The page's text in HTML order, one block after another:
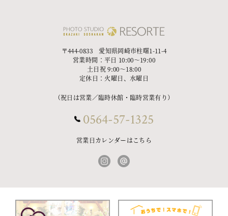
〒444-0833 愛知県岡崎市柱曙1-11-4
営業時間：平日 10:00〜19:00
土日祝 9:00〜18:00
定休日：火曜日、水曜日
（祝日は営業／臨時休館・臨時営業有り）
0564-57-1325
営業日カレンダーはこちら